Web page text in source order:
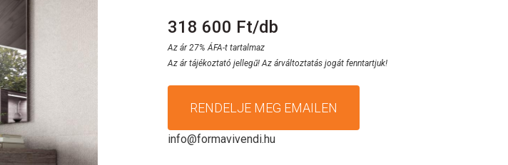
318 600 Ft/db
Az ár 27% ÁFA-t tartalmaz
Az ár tájékoztató jellegű! Az árváltoztatás jogát fenntartjuk!
RENDELJE MEG EMAILEN
info@formavivendi.hu